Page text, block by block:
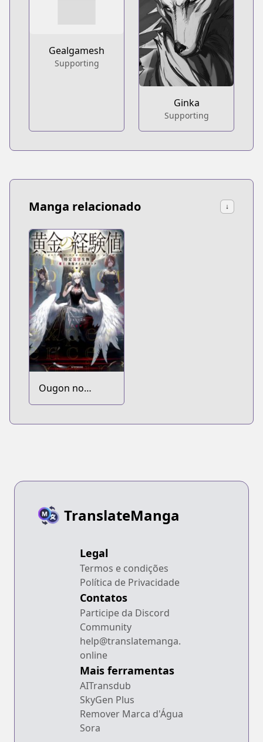
Gealgamesh
Supporting
Ginka
Supporting
Manga relacionado ↓
Ougon no
Keikenchi
TranslateManga
Legal
Termos e condições
Política de Privacidade
Contatos
Participe da Discord
Community
help@translatemanga.
online
Mais ferramentas
AITransdub
SkyGen Plus
Remover Marca d'Água
Sora